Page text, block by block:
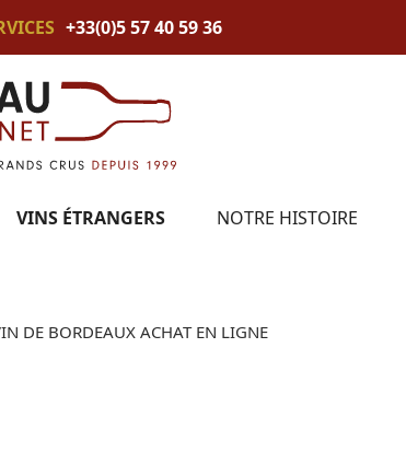
+33(0)5 57 40 59 36
VINS ÉTRANGERS NOTRE HISTOIRE
DE BORDEAUX ACHAT EN LIGNE